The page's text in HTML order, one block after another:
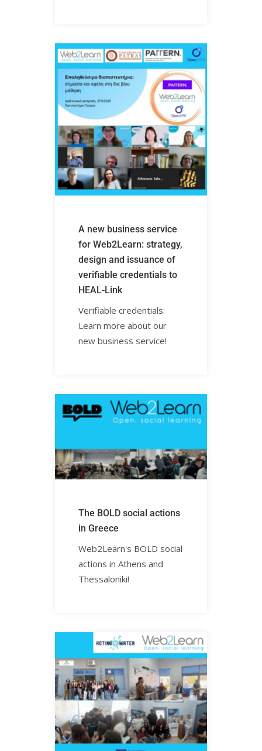
A new business service
for Web2Learn: strategy,
design and issuance of
verifiable credentials to
HEAL-Link
Verifiable credentials:
Learn more about our
new business service!
The BOLD social actions
in Greece
Web2Learn's BOLD social
actions in Athens and
Thessaloniki!